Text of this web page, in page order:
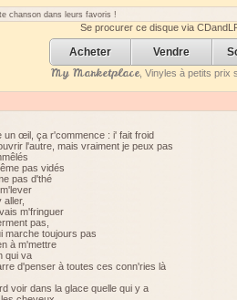
chanson dans leurs favoris !
Se procurer ce disque via
Acheter Vendre
My Marketplace, Vinyles à petits prix
un œil, ça r'commence : i' fait froid
l'autre, mais vraiment je peux pas
pas vidés
pas d'thé
aller,
m'fringuer
pas,
marche toujours pas
à m'mettre
qui va
d'penser à toutes ces conn'ries là
voir dans la glace quelle qui y a